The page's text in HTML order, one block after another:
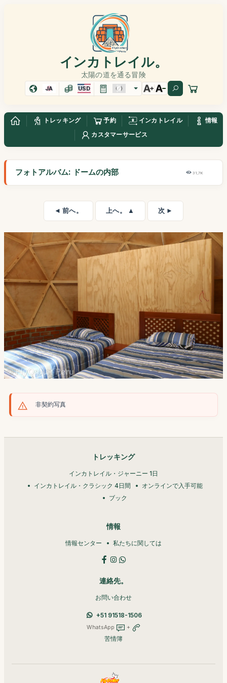
インカトレイル。
太陽の道を通る冒険
JA USD
トレッキング 予約 インカトレイル
情報
カスタマーサービス
フォトアルバム: ドームの内部 31,7K
◄ 前へ。 上へ。 ▲ 次 ►
非契約写真
トレッキング
インカトレイル・ジャーニー 1日
インカトレイル・クラシック 4日間
オンラインで入手可能
ブック
情報
情報センター 私たちに関しては
連絡先。
お問い合わせ
+51 91518-1506
WhatsApp +
苦情簿